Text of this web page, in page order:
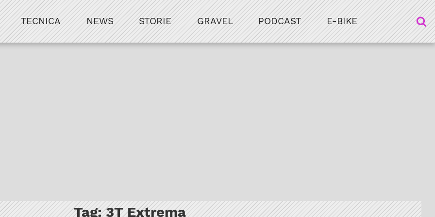
TECNICA NEWS STORIE GRAVEL PODCAST E-BIKE
Tag:3T Extrema